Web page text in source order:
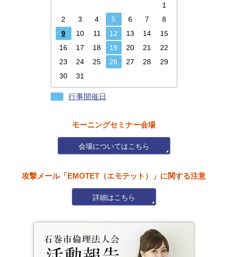
1
2
3 4 5 6 7
8
9
10 11 12 13 14
15
16
17 18 19 20 21
22
23
24 25 26 27 28
29
30
31
行事開催日
モーニングセミナー会場
会場についてはこちら
攻撃メール「EMOTET（エモテット）」に関する注意
詳細はこちら